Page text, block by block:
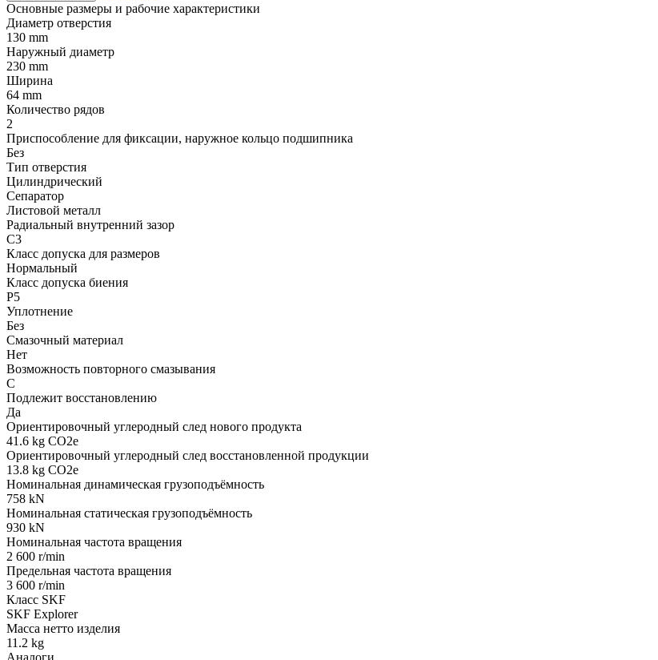
Основные размеры и рабочие характеристики
Диаметр отверстия
130 mm
Наружный диаметр
230 mm
Ширина
64 mm
Количество рядов
2
Приспособление для фиксации, наружное кольцо подшипника
Без
Тип отверстия
Цилиндрический
Сепаратор
Листовой металл
Радиальный внутренний зазор
C3
Класс допуска для размеров
Нормальный
Класс допуска биения
P5
Уплотнение
Без
Смазочный материал
Нет
Возможность повторного смазывания
С
Подлежит восстановлению
Да
Ориентировочный углеродный след нового продукта
41.6 kg CO2e
Ориентировочный углеродный след восстановленной продукции
13.8 kg CO2e
Номинальная динамическая грузоподъёмность
758 kN
Номинальная статическая грузоподъёмность
930 kN
Номинальная частота вращения
2 600 r/min
Предельная частота вращения
3 600 r/min
Класс SKF
SKF Explorer
Масса нетто изделия
11.2 kg
Аналоги